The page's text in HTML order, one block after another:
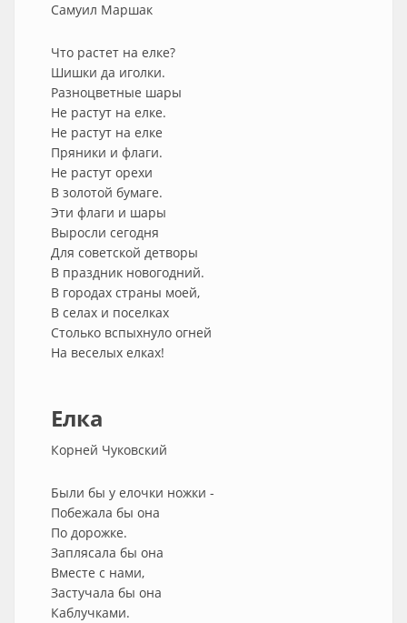
Самуил Маршак
Что растет на елке?
Шишки да иголки.
Разноцветные шары
Не растут на елке.
Не растут на елке
Пряники и флаги.
Не растут орехи
В золотой бумаге.
Эти флаги и шары
Выросли сегодня
Для советской детворы
В праздник новогодний.
В городах страны моей,
В селах и поселках
Столько вспыхнуло огней
На веселых елках!
Елка
Корней Чуковский
Были бы у елочки ножки -
Побежала бы она
По дорожке.
Заплясала бы она
Вместе с нами,
Застучала бы она
Каблучками.